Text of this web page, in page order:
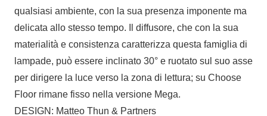
qualsiasi ambiente, con la sua presenza imponente ma
delicata allo stesso tempo. Il diffusore, che con la sua
materialità e consistenza caratterizza questa famiglia di
lampade, può essere inclinato 30° e ruotato sul suo asse
per dirigere la luce verso la zona di lettura; su Choose
Floor rimane fisso nella versione Mega.
DESIGN: Matteo Thun & Partners